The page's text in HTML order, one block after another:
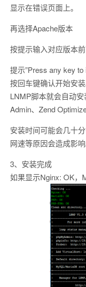
显示在错误页面上。
再选择Apache版本
按提示输入对应版本
提示”Press any key
按回车键确认开始安装
LNMP脚本就会自动
Admin、Zend
安装时间可能会几十
网速等原因会造成影响
3、安装完成
如果显示Nginx: OK，